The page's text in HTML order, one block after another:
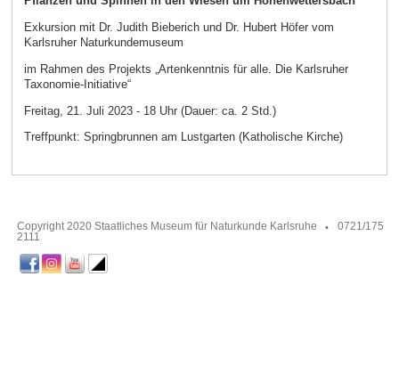
Exkursion mit Dr. Judith Bieberich und Dr. Hubert Höfer vom
Karlsruher Naturkundemuseum
im Rahmen des Projekts „Artenkenntnis für alle. Die Karlsruher
Taxonomie-Initiative“
Freitag, 21. Juli 2023 - 18 Uhr (Dauer: ca. 2 Std.)
Treffpunkt: Springbrunnen am Lustgarten (Katholische Kirche)
Copyright 2020 Staatliches Museum für Naturkunde Karlsruhe
0721/175
2111